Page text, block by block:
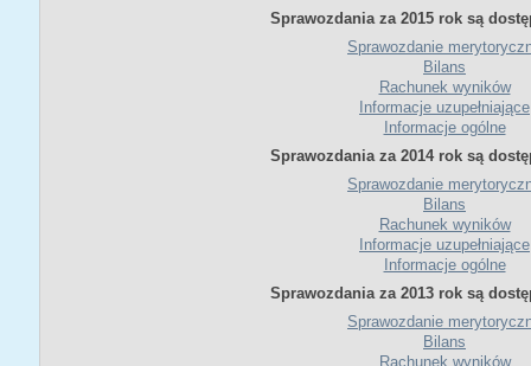
Sprawozdania za 2015 rok są
Sprawozdanie
Bilans
Rachunek wyników
Informacje uzupełniające
Informacje ogólne
Sprawozdania za 2014 rok są
Sprawozdanie
Bilans
Rachunek wyników
Informacje uzupełniające
Informacje ogólne
Sprawozdania za 2013 rok są
Sprawozdanie
Bilans
Rachunek wyników